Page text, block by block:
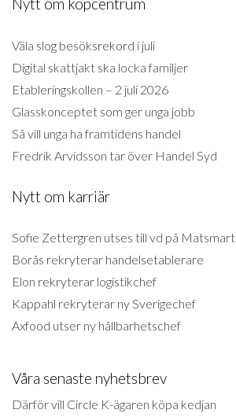
Nytt om köpcentrum
Väla slog besöksrekord i juli
Digital skattjakt ska locka familjer
Etableringskollen – 2 juli 2026
Glasskonceptet som ger unga jobb
Så vill unga ha framtidens handel
Fredrik Arvidsson tar över Handel Syd
Nytt om karriär
Sofie Zettergren utses till vd på Matsmart
Borås rekryterar handelsetablerare
Elon rekryterar logistikchef
Kappahl rekryterar ny Sverigechef
Axfood utser ny hållbarhetschef
Våra senaste nyhetsbrev
Därför vill Circle K-ägaren köpa kedjan